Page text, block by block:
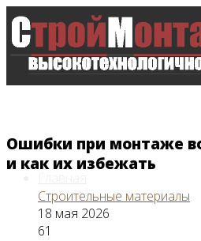
Ошибки при монтаже
и как их избежать
Строительные материалы
18 мая 2026
61